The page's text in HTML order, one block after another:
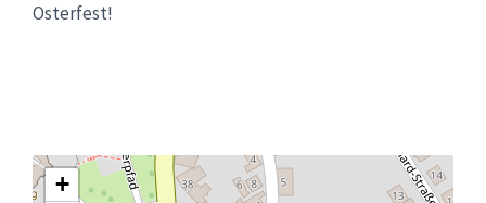
Osterfest!
+